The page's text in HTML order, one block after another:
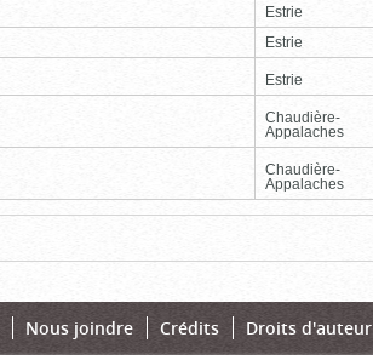
Estrie
Estrie
Estrie
Chaudière-
Appalaches
Chaudière-
Appalaches
Nous joindre Crédits Droits d'auteur